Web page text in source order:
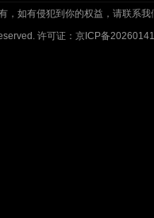
，如有侵犯到你的权益，请联系我
许可证：京ICP备